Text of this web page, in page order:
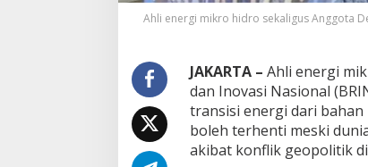
e
r
y
a
n
g
S
e
Ahli energi mikro hidro sekaligus Anggota
JAKARTA – Ahli energi
dan Inovasi Nasional
transisi energi dari
boleh terhenti meski
akibat konflik geopolitik